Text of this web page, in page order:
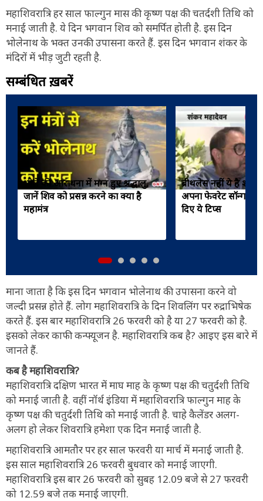
महाशिवरात्रि हर साल फाल्गुन मास की कृष्ण पक्ष की चतर्दशी तिथि को
मनाई जाती है. ये दिन भगवान शिव को समर्पित होती है. इस दिन
भोलेनाथ के भक्त उनकी उपासना करते हैं. इस दिन भगवान शंकर के
मंदिरों में भीड़ जुटी रहती है.
सम्बंधित ख़बरें
भोले की आराधना में मग्न हुए श्रद्धालु,
जानें शिव को प्रसन्न करने का क्या है
महामंत्र
ब्रीथलेस नहीं ये है
अपना फेवरेट सॉन्ग,
दिए ये टिप्स
माना जाता है कि इस दिन भगवान भोलेनाथ की उपासना करने वो
जल्दी प्रसन्न होते हैं. लोग महाशिवरात्रि के दिन शिवलिंग पर रुद्राभिषेक
करते हैं. इस बार महाशिवरात्रि 26 फरवरी को है या 27 फरवरी को है.
इसको लेकर काफी कन्फ्यूजन है. महाशिवरात्रि कब है? आइए इस बारे में
जानते हैं.
कब है महाशिवरात्रि?
महाशिवरात्रि दक्षिण भारत में माघ माह के कृष्ण पक्ष की चतुर्दशी तिथि
को मनाई जाती है. वहीं नॉर्थ इंडिया में महाशिवरात्रि फाल्गुन माह के
कृष्ण पक्ष की चतुर्दशी तिथि को मनाई जाती है. चाहे कैलेंडर अलग-
अलग हो लेकर शिवरात्रि हमेशा एक दिन मनाई जाती है.
महाशिवरात्रि आमतौर पर हर साल फरवरी या मार्च में मनाई जाती है.
इस साल महाशिवरात्रि 26 फरवरी बुधवार को मनाई जाएगी.
महाशिवरात्रि इस बार 26 फरवरी को सुबह 12.09 बजे से 27 फरवरी
को 12.59 बजे तक मनाई जाएगी.